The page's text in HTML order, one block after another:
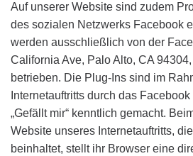
Auf unserer Website sind zudem
des sozialen Netzwerks Facebook
werden ausschließlich von der
California Ave, Palo Alto, CA
betrieben. Die Plug-Ins sind im
Internetauftritts durch das
„Gefällt mir“ kenntlich gemacht.
Website unseres Internetauftritts,
beinhaltet, stellt ihr Browser eine